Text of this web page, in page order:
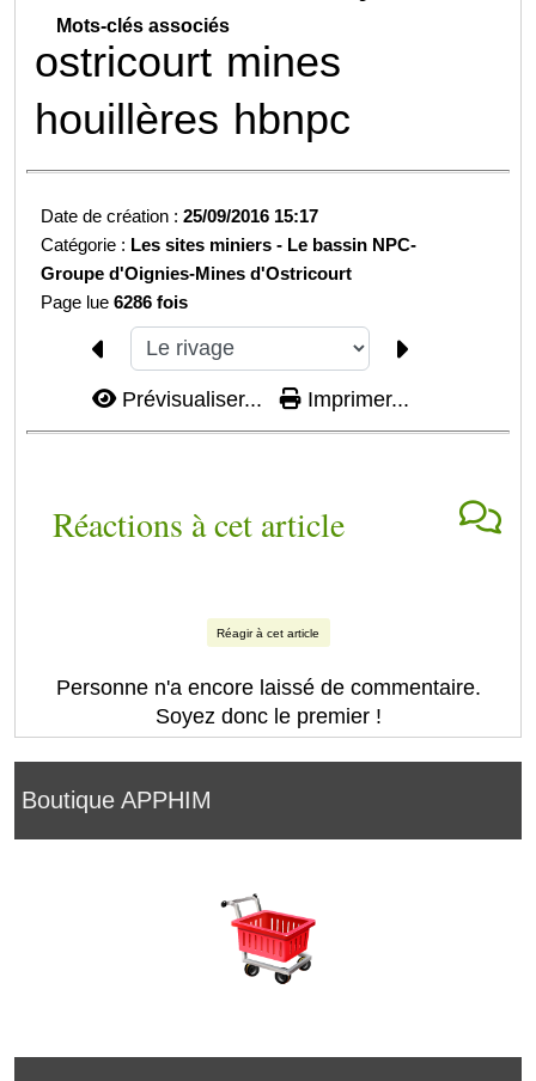
Boutique APPHIM
Mots-clés associés
ostricourt mines
houillères hbnpc
Date de création :25/09/2016 15:17
Catégorie : Les sites miniers - Le bassin NPC-
Groupe d'Oignies-Mines d'Ostricourt
Page lue6286 fois
Prévisualiser... Imprimer...
Réactions à cet article
Réagir à cet article
Personne n'a encore laissé de commentaire.
Soyez donc le premier !